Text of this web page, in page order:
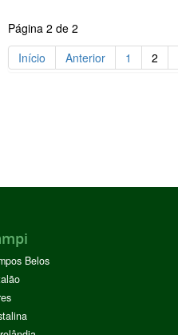
Página 2 de 2
Início
Anterior 1 2
Belos